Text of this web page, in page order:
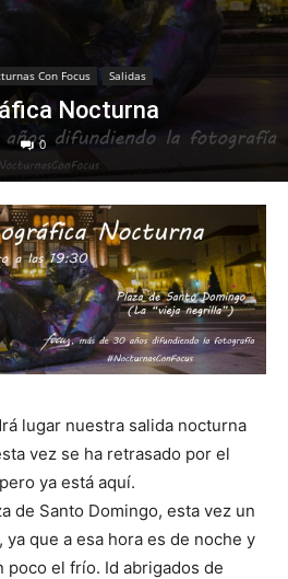
Con Focus Salidas
Nocturna
0
lugar nuestra salida nocturna
vez se ha retrasado por el
ya está aquí.
de Santo Domingo, esta vez un
, ya que a esa hora es de noche y
poco el frío. Id abrigados de